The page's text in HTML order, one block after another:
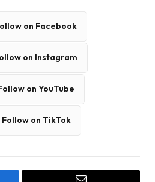
on Facebook
on Instagram
on YouTube
Follow on TikTok